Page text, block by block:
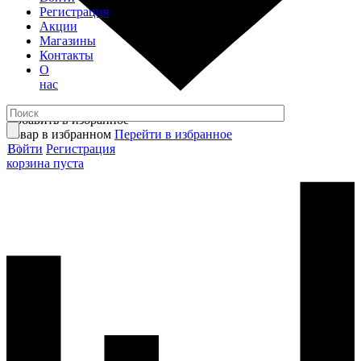
Регистрация
Акции
Магазины
Контакты
О
нас
Войти Регистрация
корзина пуста
Добавить в избранное
Товар в избранном Перейти в избранное